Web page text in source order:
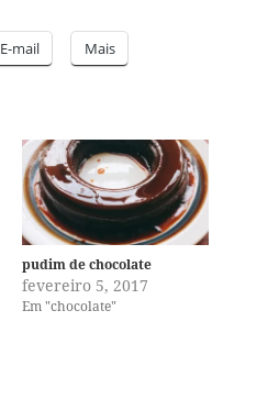
E-mail Mais
pudim de chocolate
fevereiro 5, 2017
Em "chocolate"